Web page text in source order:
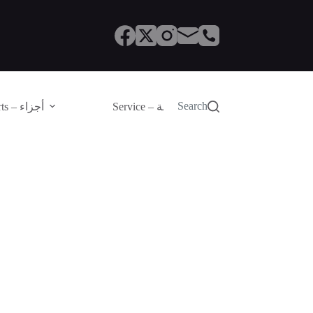
Parts – أجزاء Service – الصيانةSearch